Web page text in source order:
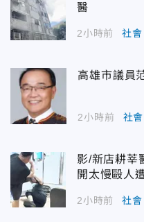
醫
2小時前 社會
高雄市議員
2小時前 社會
影/新店耕
開太慢毆人
2小時前 社會